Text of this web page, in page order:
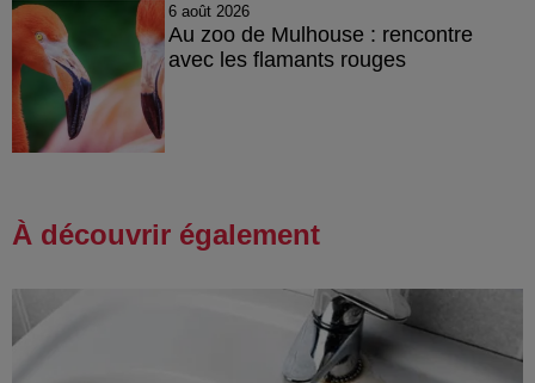
6 août 2026
Au zoo de Mulhouse : rencontre
avec les flamants rouges
À découvrir également